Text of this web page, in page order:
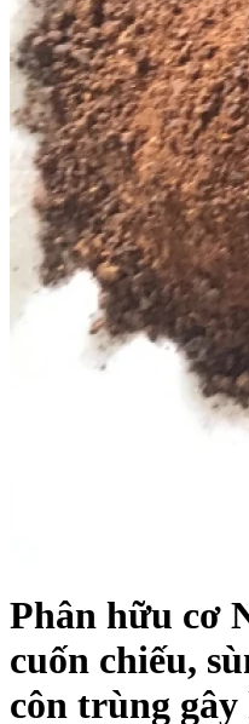
Phân hữu cơ
cuốn chiếu,
côn trùng